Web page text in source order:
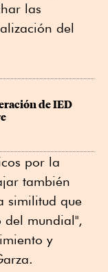
las
del
de IED
por la
también
similitud que
del mundial",
y